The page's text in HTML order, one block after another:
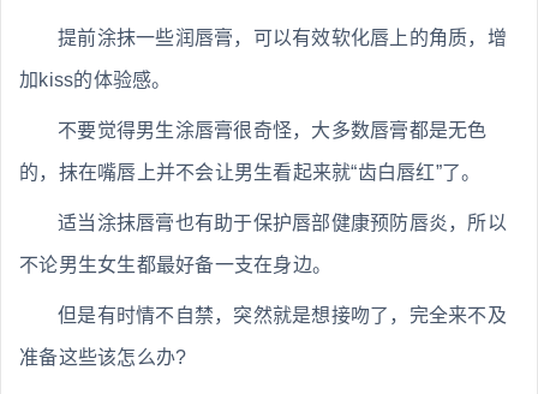
提前涂抹一些润唇膏，可以有效软化唇上的角质，增
加kiss的体验感。
不要觉得男生涂唇膏很奇怪，大多数唇膏都是无色
的，抹在嘴唇上并不会让男生看起来就“齿白唇红”了。
适当涂抹唇膏也有助于保护唇部健康预防唇炎，所以
不论男生女生都最好备一支在身边。
但是有时情不自禁，突然就是想接吻了，完全来不及
准备这些该怎么办?